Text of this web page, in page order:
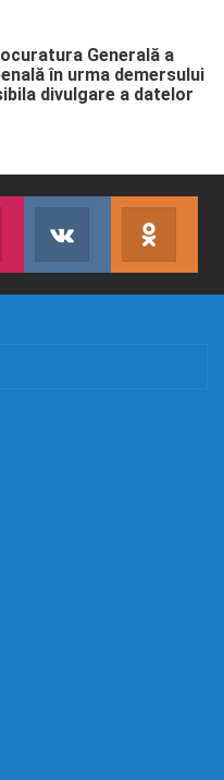
Generală a
în urma demersului
divulgare a datelor
Join us on Instagram
Abonează-te